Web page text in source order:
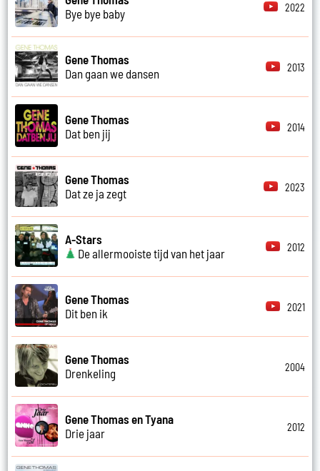
Bye bye baby
2022
Gene Thomas
Dan gaan we dansen
2013
Gene Thomas
Dat ben jij
2014
Gene Thomas
Dat ze ja zegt
2023
A-Stars
De allermooiste tijd van het jaar
2012
Gene Thomas
Dit ben ik
2021
Gene Thomas
Drenkeling
2004
Gene Thomas en Tyana
Drie jaar
2012